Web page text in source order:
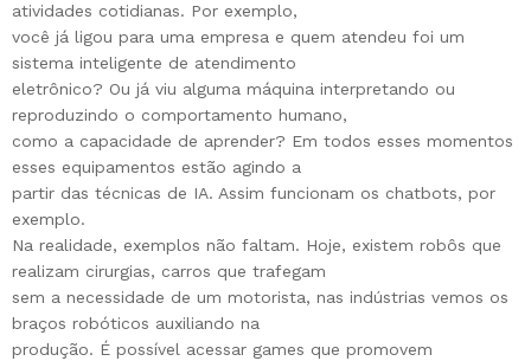
atividades cotidianas. Por exemplo,
você já ligou para uma empresa e quem atendeu foi um
sistema inteligente de atendimento
eletrônico? Ou já viu alguma máquina interpretando ou
reproduzindo o comportamento humano,
como a capacidade de aprender? Em todos esses momentos
esses equipamentos estão agindo a
partir das técnicas de IA. Assim funcionam os chatbots, por
exemplo.
Na realidade, exemplos não faltam. Hoje, existem robôs que
realizam cirurgias, carros que trafegam
sem a necessidade de um motorista, nas indústrias vemos os
braços robóticos auxiliando na
produção. É possível acessar games que promovem